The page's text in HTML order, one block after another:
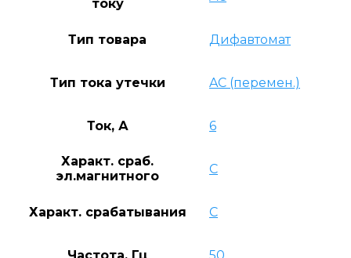
току
Тип товара Дифавтомат
Тип тока утечки AC (перемен.)
Ток, А 6
Характ. сраб.
эл.магнитного
C
Характ. срабатывания C
Частота, Гц 50